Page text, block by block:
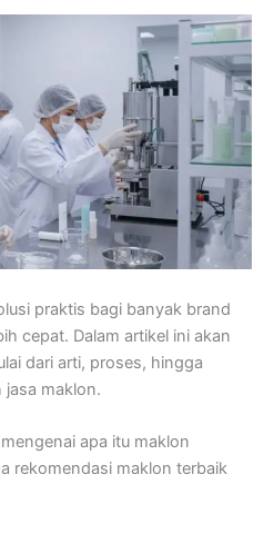
praktis bagi banyak brand
cepat. Dalam artikel ini akan
dari arti, proses, hingga
maklon.
apa itu maklon
rekomendasi maklon terbaik